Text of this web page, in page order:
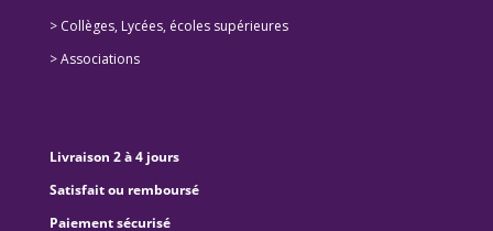
> Collèges, Lycées, écoles supérieures
>Associations
Livraison 2 à 4 jours
Satisfait ou remboursé
Paiement sécurisé